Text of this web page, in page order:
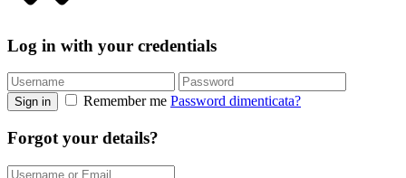
Log in with your credentials
Sign in Remember me Password dimenticata?
Forgot your details?